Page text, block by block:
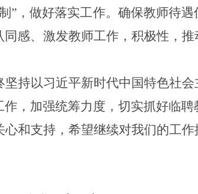
”，做好落实工作。确保教师待
感、激发教师工作，积极性，
坚持以习近平新时代中国特色社
，加强统筹力度，切实抓好临聘
和支持，希望继续对我们的工作